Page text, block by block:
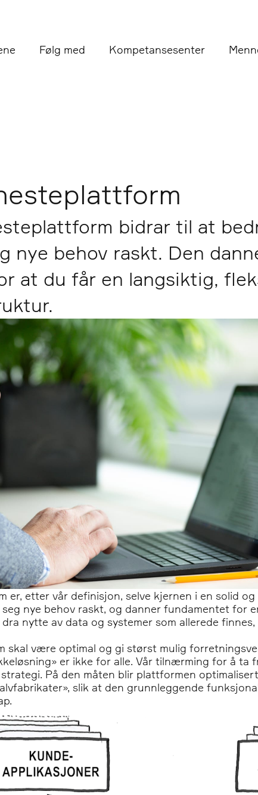
Følg med Kompetansesenter
bidrar til at
nye behov raskt. Den
at du får en langsiktig,
er, etter vår definisjon, selve kjernen i en solid
nye behov raskt, og danner fundamentet for
nytte av data og systemer som allerede
skal være optimal og gi størst mulig
er ikke for alle. Vår tilnærming for å ta
På den måten blir plattformen
slik at den grunnleggende